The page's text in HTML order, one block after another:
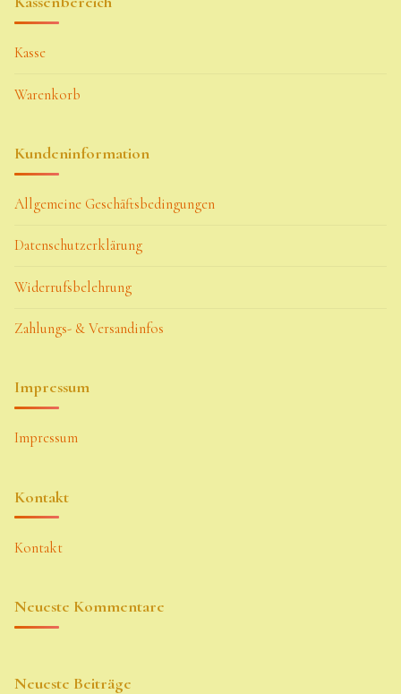
Kasse
Warenkorb
Kundeninformation
Allgemeine Geschäftsbedingungen
Datenschutzerklärung
Widerrufsbelehrung
Zahlungs- & Versandinfos
Impressum
Impressum
Kontakt
Kontakt
Neueste Kommentare
Neueste Beiträge